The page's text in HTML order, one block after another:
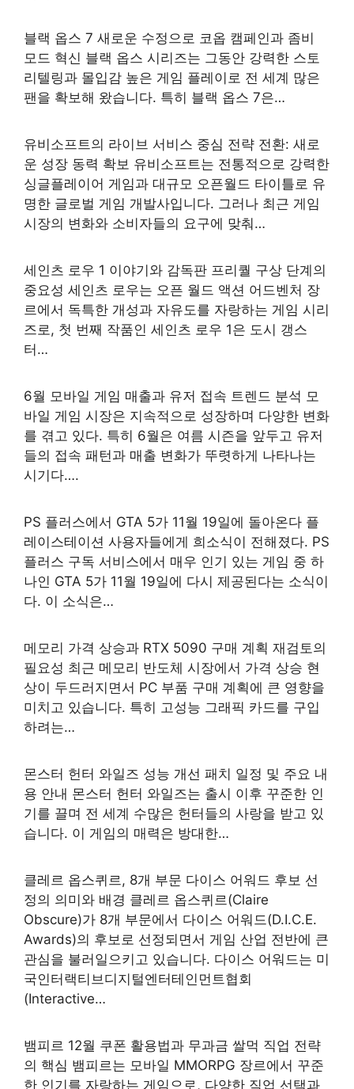
블랙 옵스 7 새로운 수정으로 코옵 캠페인과 좀비
모드 혁신 블랙 옵스 시리즈는 그동안 강력한 스토
리텔링과 몰입감 높은 게임 플레이로 전 세계 많은
팬을 확보해 왔습니다. 특히 블랙 옵스 7은…
유비소프트의 라이브 서비스 중심 전략 전환: 새로
운 성장 동력 확보 유비소프트는 전통적으로 강력한
싱글플레이어 게임과 대규모 오픈월드 타이틀로 유
명한 글로벌 게임 개발사입니다. 그러나 최근 게임
시장의 변화와 소비자들의 요구에 맞춰…
세인츠 로우 1 이야기와 감독판 프리퀄 구상 단계의
중요성 세인츠 로우는 오픈 월드 액션 어드벤처 장
르에서 독특한 개성과 자유도를 자랑하는 게임 시리
즈로, 첫 번째 작품인 세인츠 로우 1은 도시 갱스
터…
6월 모바일 게임 매출과 유저 접속 트렌드 분석 모
바일 게임 시장은 지속적으로 성장하며 다양한 변화
를 겪고 있다. 특히 6월은 여름 시즌을 앞두고 유저
들의 접속 패턴과 매출 변화가 뚜렷하게 나타나는
시기다….
PS 플러스에서 GTA 5가 11월 19일에 돌아온다 플
레이스테이션 사용자들에게 희소식이 전해졌다. PS
플러스 구독 서비스에서 매우 인기 있는 게임 중 하
나인 GTA 5가 11월 19일에 다시 제공된다는 소식이
다. 이 소식은…
메모리 가격 상승과 RTX 5090 구매 계획 재검토의
필요성 최근 메모리 반도체 시장에서 가격 상승 현
상이 두드러지면서 PC 부품 구매 계획에 큰 영향을
미치고 있습니다. 특히 고성능 그래픽 카드를 구입
하려는…
몬스터 헌터 와일즈 성능 개선 패치 일정 및 주요 내
용 안내 몬스터 헌터 와일즈는 출시 이후 꾸준한 인
기를 끌며 전 세계 수많은 헌터들의 사랑을 받고 있
습니다. 이 게임의 매력은 방대한…
클레르 옵스퀴르, 8개 부문 다이스 어워드 후보 선
정의 의미와 배경 클레르 옵스퀴르(Claire
Obscure)가 8개 부문에서 다이스 어워드(D.I.C.E.
Awards)의 후보로 선정되면서 게임 산업 전반에 큰
관심을 불러일으키고 있습니다. 다이스 어워드는 미
국인터랙티브디지털엔터테인먼트협회
(Interactive…
뱀피르 12월 쿠폰 활용법과 무과금 쌀먹 직업 전략
의 핵심 뱀피르는 모바일 MMORPG 장르에서 꾸준
한 인기를 자랑하는 게임으로, 다양한 직업 선택과